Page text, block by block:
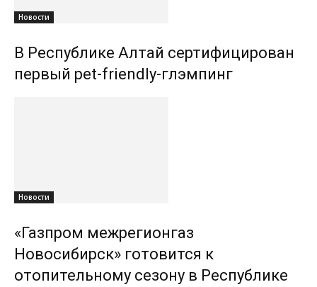
Новости
В Республике Алтай сертифицирован
первый pet-friendly-глэмпинг
Новости
«Газпром межрегионгаз
Новосибирск» готовится к
отопительному сезону в Республике